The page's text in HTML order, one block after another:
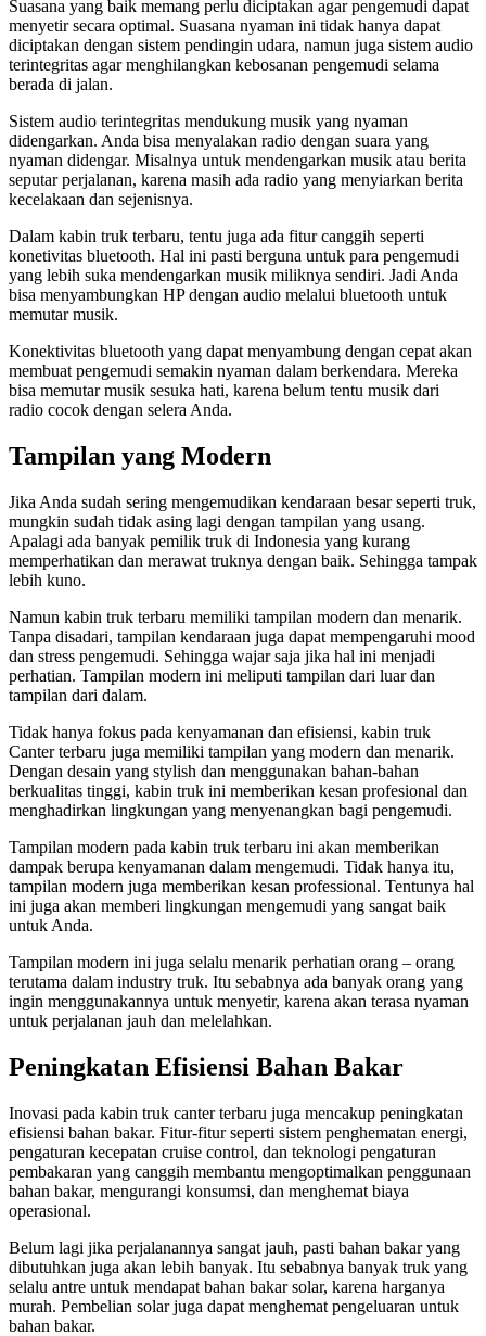
Suasana yang baik memang perlu diciptakan agar pengemudi dapat
menyetir secara optimal. Suasana nyaman ini tidak hanya dapat
diciptakan dengan sistem pendingin udara, namun juga sistem audio
terintegritas agar menghilangkan kebosanan pengemudi selama
berada di jalan.
Sistem audio terintegritas mendukung musik yang nyaman
didengarkan. Anda bisa menyalakan radio dengan suara yang
nyaman didengar. Misalnya untuk mendengarkan musik atau berita
seputar perjalanan, karena masih ada radio yang menyiarkan berita
kecelakaan dan sejenisnya.
Dalam kabin truk terbaru, tentu juga ada fitur canggih seperti
konetivitas bluetooth. Hal ini pasti berguna untuk para pengemudi
yang lebih suka mendengarkan musik miliknya sendiri. Jadi Anda
bisa menyambungkan HP dengan audio melalui bluetooth untuk
memutar musik.
Konektivitas bluetooth yang dapat menyambung dengan cepat akan
membuat pengemudi semakin nyaman dalam berkendara. Mereka
bisa memutar musik sesuka hati, karena belum tentu musik dari
radio cocok dengan selera Anda.
Tampilan yang Modern
Jika Anda sudah sering mengemudikan kendaraan besar seperti truk,
mungkin sudah tidak asing lagi dengan tampilan yang usang.
Apalagi ada banyak pemilik truk di Indonesia yang kurang
memperhatikan dan merawat truknya dengan baik. Sehingga tampak
lebih kuno.
Namun kabin truk terbaru memiliki tampilan modern dan menarik.
Tanpa disadari, tampilan kendaraan juga dapat mempengaruhi mood
dan stress pengemudi. Sehingga wajar saja jika hal ini menjadi
perhatian. Tampilan modern ini meliputi tampilan dari luar dan
tampilan dari dalam.
Tidak hanya fokus pada kenyamanan dan efisiensi, kabin truk
Canter terbaru juga memiliki tampilan yang modern dan menarik.
Dengan desain yang stylish dan menggunakan bahan-bahan
berkualitas tinggi, kabin truk ini memberikan kesan profesional dan
menghadirkan lingkungan yang menyenangkan bagi pengemudi.
Tampilan modern pada kabin truk terbaru ini akan memberikan
dampak berupa kenyamanan dalam mengemudi. Tidak hanya itu,
tampilan modern juga memberikan kesan professional. Tentunya hal
ini juga akan memberi lingkungan mengemudi yang sangat baik
untuk Anda.
Tampilan modern ini juga selalu menarik perhatian orang – orang
terutama dalam industry truk. Itu sebabnya ada banyak orang yang
ingin menggunakannya untuk menyetir, karena akan terasa nyaman
untuk perjalanan jauh dan melelahkan.
Peningkatan Efisiensi Bahan Bakar
Inovasi pada kabin truk canter terbaru juga mencakup peningkatan
efisiensi bahan bakar. Fitur-fitur seperti sistem penghematan energi,
pengaturan kecepatan cruise control, dan teknologi pengaturan
pembakaran yang canggih membantu mengoptimalkan penggunaan
bahan bakar, mengurangi konsumsi, dan menghemat biaya
operasional.
Belum lagi jika perjalanannya sangat jauh, pasti bahan bakar yang
dibutuhkan juga akan lebih banyak. Itu sebabnya banyak truk yang
selalu antre untuk mendapat bahan bakar solar, karena harganya
murah. Pembelian solar juga dapat menghemat pengeluaran untuk
bahan bakar.